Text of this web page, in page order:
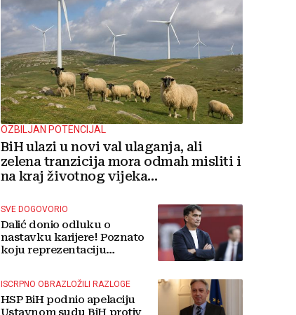
OZBILJAN POTENCIJAL
BiH ulazi u novi val ulaganja, ali
zelena tranzicija mora odmah misliti i
na kraj životnog vijeka
SVE DOGOVORIO
Dalić donio odluku o
nastavku karijere! Poznato
koju reprezentaciju
ISCRPNO OBRAZLOŽILI RAZLOGE
HSP BiH podnio apelaciju
Ustavnom sudu BiH protiv